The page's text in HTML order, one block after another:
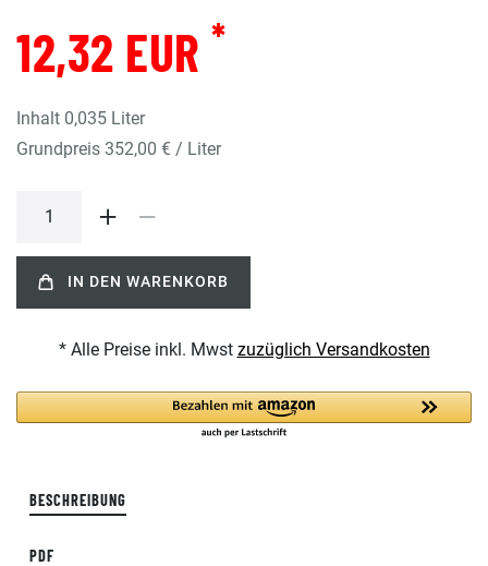
12,32 EUR *
Inhalt 0,035 Liter
Grundpreis 352,00 € / Liter
IN DEN WARENKORB
* Alle Preise inkl. Mwst zuzüglich Versandkosten
BESCHREIBUNG
PDF